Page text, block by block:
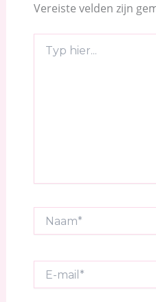
Vereiste velden zijn
hier...
mail*